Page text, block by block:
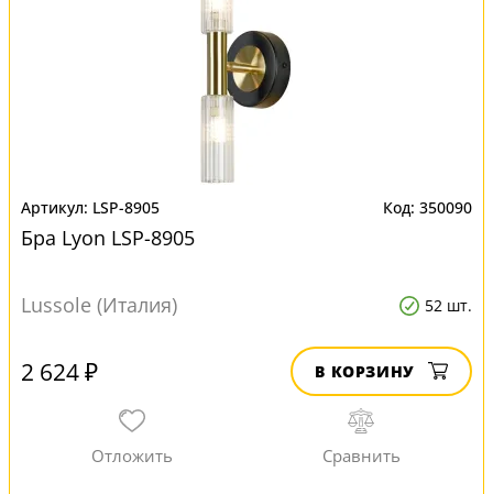
LSP-8905 350090
Бра Lyon LSP-8905
Lussole (Италия) 52 шт.
2 624 ₽ В КОРЗИНУ